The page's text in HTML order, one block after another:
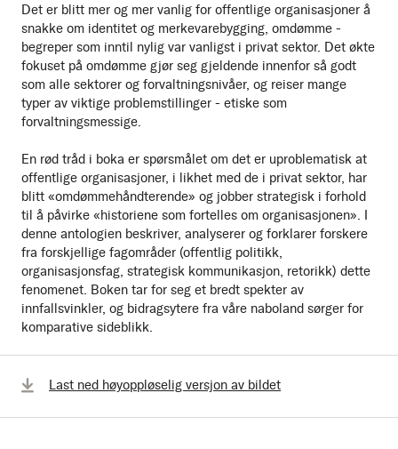
Det er blitt mer og mer vanlig for offentlige organisasjoner å
snakke om identitet og merkevarebygging, omdømme -
begreper som inntil nylig var vanligst i privat sektor. Det økte
fokuset på omdømme gjør seg gjeldende innenfor så godt
som alle sektorer og forvaltningsnivåer, og reiser mange
typer av viktige problemstillinger - etiske som
forvaltningsmessige.
En rød tråd i boka er spørsmålet om det er uproblematisk at
offentlige organisasjoner, i likhet med de i privat sektor, har
blitt «omdømmehåndterende» og jobber strategisk i forhold
til å påvirke «historiene som fortelles om organisasjonen». I
denne antologien beskriver, analyserer og forklarer forskere
fra forskjellige fagområder (offentlig politikk,
organisasjonsfag, strategisk kommunikasjon, retorikk) dette
fenomenet. Boken tar for seg et bredt spekter av
innfallsvinkler, og bidragsytere fra våre naboland sørger for
komparative sideblikk.
Last ned høyoppløselig versjon av bildet